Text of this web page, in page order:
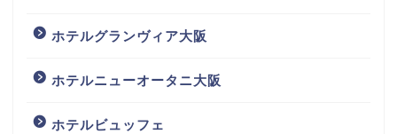
ホテルグランヴィア大阪
ホテルニューオータニ大阪
ホテルビュッフェ